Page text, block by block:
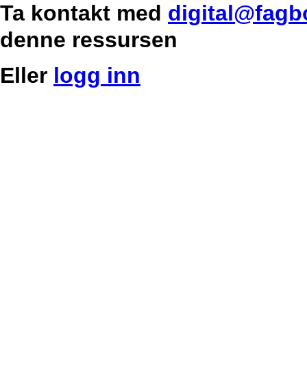
Ta kontakt med
denne ressursen
Eller logg inn